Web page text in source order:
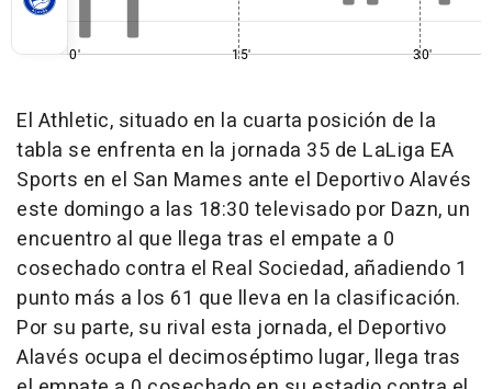
0' 15' 30'
El Athletic, situado en la cuarta posición de la
tabla se enfrenta en la jornada 35 de LaLiga EA
Sports en el San Mames ante el Deportivo Alavés
este domingo a las 18:30 televisado por Dazn, un
encuentro al que llega tras el empate a 0
cosechado contra el Real Sociedad, añadiendo 1
punto más a los 61 que lleva en la clasificación.
Por su parte, su rival esta jornada, el Deportivo
Alavés ocupa el decimoséptimo lugar, llega tras